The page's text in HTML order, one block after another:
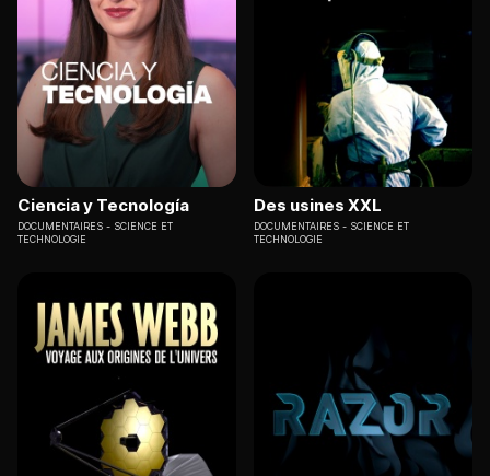
Ciencia y Tecnología
DOCUMENTAIRES
SCIENCE ET
TECHNOLOGIE
Des usines XXL
DOCUMENTAIRES
SCIENCE ET
TECHNOLOGIE